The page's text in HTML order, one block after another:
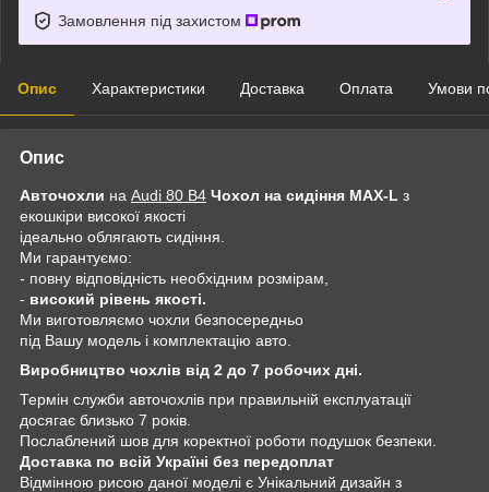
Замовлення під захистом
Опис Характеристики Доставка Оплата Умови
Опис
Авточохли на Audi 80 B4 Чохол на сидіння MAX-L з
екошкіри високої якості
ідеально облягають сидіння.
Ми гарантуємо:
- повну відповідність необхідним розмірам,
- високий рівень якості.
Ми виготовляємо чохли безпосередньо
під Вашу модель і комплектацію авто.
Виробництво чохлів від 2 до 7 робочих дні.
Термін служби авточохлів при правильній експлуатації
досягає близько 7 років.
Послаблений шов для коректної роботи подушок безпеки.
Доставка по всій Україні без передоплат
Відмінною рисою даної моделі є Унікальний дизайн з